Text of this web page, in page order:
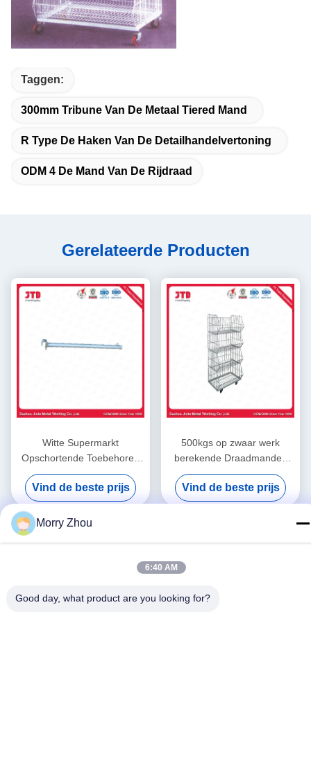
Taggen:
300mm Tribune Van De Metaal Tiered Mand
R Type De Haken Van De Detailhandelvertoning
ODM 4 De Mand Van De Rijdraad
Gerelateerde Producten
Witte Supermarkt
Opschortende Toebehoren
1000mm Kapstokbar
Vind de beste prijs
500kgs op zwaar werk
berekende Draadmanden
1200mm 900mm Draad
Mesh Storage Cages
Vind de beste prijs
Morry Zhou
6:40 AM
Good day, what product are you looking for?